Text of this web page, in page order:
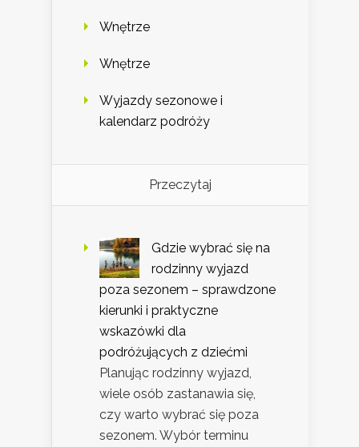
Wnętrze
Wnętrze
Wyjazdy sezonowe i
kalendarz podróży
Przeczytaj
Gdzie wybrać się na
rodzinny wyjazd
poza sezonem – sprawdzone
kierunki i praktyczne
wskazówki dla
podróżujących z dziećmi
Planując rodzinny wyjazd,
wiele osób zastanawia się,
czy warto wybrać się poza
sezonem. Wybór terminu